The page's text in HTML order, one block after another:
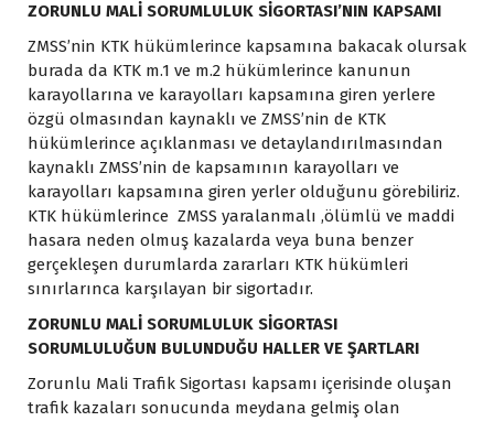
ZORUNLU MALİ SORUMLULUK SİGORTASI’NIN KAPSAMI
ZMSS’nin KTK hükümlerince kapsamına bakacak olursak
burada da KTK m.1 ve m.2 hükümlerince kanunun
karayollarına ve karayolları kapsamına giren yerlere
özgü olmasından kaynaklı ve ZMSS’nin de KTK
hükümlerince açıklanması ve detaylandırılmasından
kaynaklı ZMSS’nin de kapsamının karayolları ve
karayolları kapsamına giren yerler olduğunu görebiliriz.
KTK hükümlerince ZMSS yaralanmalı ,ölümlü ve maddi
hasara neden olmuş kazalarda veya buna benzer
gerçekleşen durumlarda zararları KTK hükümleri
sınırlarınca karşılayan bir sigortadır.
ZORUNLU MALİ SORUMLULUK SİGORTASI
SORUMLULUĞUN BULUNDUĞU HALLER VE ŞARTLARI
Zorunlu Mali Trafik Sigortası kapsamı içerisinde oluşan
trafik kazaları sonucunda meydana gelmiş olan